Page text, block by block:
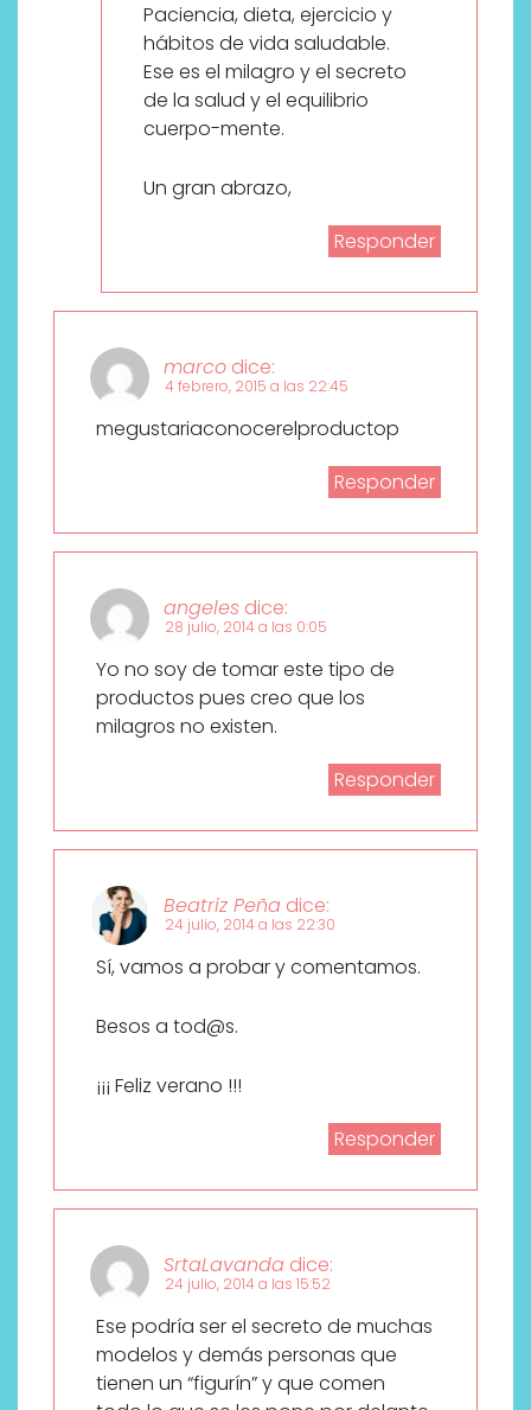
Paciencia, dieta, ejercicio y
hábitos de vida saludable.
Ese es el milagro y el secreto
de la salud y el equilibrio
cuerpo-mente.
Un gran abrazo,
Responder
marco dice:
4 febrero, 2015 a las 22:45
megustariaconocerelproductop
Responder
angeles dice:
28 julio, 2014 a las 0:05
Yo no soy de tomar este tipo de
productos pues creo que los
milagros no existen.
Responder
Beatriz Peña dice:
24 julio, 2014 a las 22:30
Sí, vamos a probar y comentamos.
Besos a tod@s.
¡¡¡ Feliz verano !!!
Responder
SrtaLavanda dice:
24 julio, 2014 a las 15:52
Ese podría ser el secreto de muchas
modelos y demás personas que
tienen un “figurín” y que comen